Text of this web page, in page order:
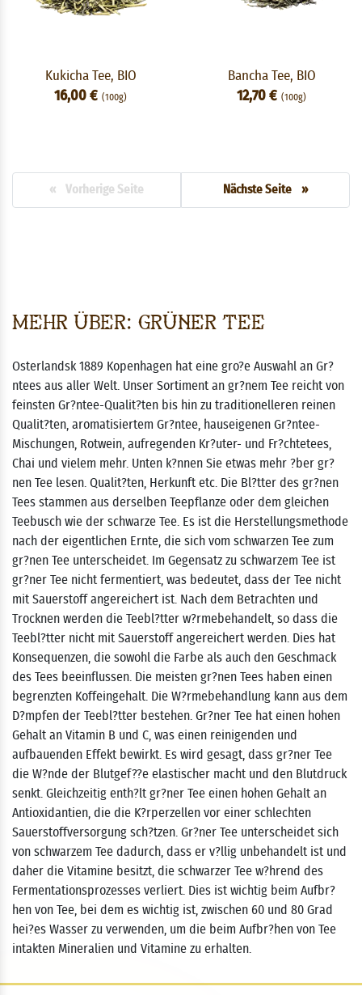
Mehr über: Grüner Tee
Osterlandsk 1889 Kopenhagen hat eine gro?e Auswahl an Gr?
ntees aus aller Welt. Unser Sortiment an gr?nem Tee reicht von
feinsten Gr?ntee-Qualit?ten bis hin zu traditionelleren reinen
Qualit?ten, aromatisiertem Gr?ntee, hauseigenen Gr?ntee-
Mischungen, Rotwein, aufregenden Kr?uter- und Fr?chtetees,
Chai und vielem mehr. Unten k?nnen Sie etwas mehr ?ber gr?
nen Tee lesen. Qualit?ten, Herkunft etc. Die Bl?tter des gr?nen
Tees stammen aus derselben Teepflanze oder dem gleichen
Teebusch wie der schwarze Tee. Es ist die Herstellungsmethode
nach der eigentlichen Ernte, die sich vom schwarzen Tee zum
gr?nen Tee unterscheidet. Im Gegensatz zu schwarzem Tee ist
gr?ner Tee nicht fermentiert, was bedeutet, dass der Tee nicht
mit Sauerstoff angereichert ist. Nach dem Betrachten und
Trocknen werden die Teebl?tter w?rmebehandelt, so dass die
Teebl?tter nicht mit Sauerstoff angereichert werden. Dies hat
Konsequenzen, die sowohl die Farbe als auch den Geschmack
des Tees beeinflussen. Die meisten gr?nen Tees haben einen
begrenzten Koffeingehalt. Die W?rmebehandlung kann aus dem
D?mpfen der Teebl?tter bestehen. Gr?ner Tee hat einen hohen
Gehalt an Vitamin B und C, was einen reinigenden und
aufbauenden Effekt bewirkt. Es wird gesagt, dass gr?ner Tee
die W?nde der Blutgef??e elastischer macht und den Blutdruck
senkt. Gleichzeitig enth?lt gr?ner Tee einen hohen Gehalt an
Antioxidantien, die die K?rperzellen vor einer schlechten
Sauerstoffversorgung sch?tzen. Gr?ner Tee unterscheidet sich
von schwarzem Tee dadurch, dass er v?llig unbehandelt ist und
daher die Vitamine besitzt, die schwarzer Tee w?hrend des
Fermentationsprozesses verliert. Dies ist wichtig beim Aufbr?
hen von Tee, bei dem es wichtig ist, zwischen 60 und 80 Grad
hei?es Wasser zu verwenden, um die beim Aufbr?hen von Tee
intakten Mineralien und Vitamine zu erhalten.
Kukicha Tee, BIO
16,00 € (100g)
Bancha Tee, BIO
12,70 € (100g)
« Vorherige Seite Nächste Seite »